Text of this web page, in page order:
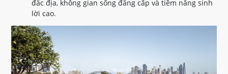
đắc địa, không gian sống đẳng cấp và tiềm năng sinh
lời cao.